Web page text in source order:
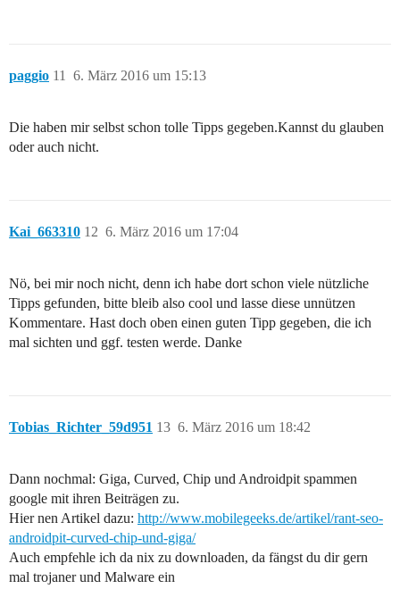
paggio 6. März 2016 um 15:13
11
Die haben mir selbst schon tolle Tipps gegeben.Kannst du glauben
oder auch nicht.
Kai_663310 6. März 2016 um 17:04
12
Nö, bei mir noch nicht, denn ich habe dort schon viele nützliche
Tipps gefunden, bitte bleib also cool und lasse diese unnützen
Kommentare. Hast doch oben einen guten Tipp gegeben, die ich
mal sichten und ggf. testen werde. Danke
Tobias_Richter_59d951 6. März 2016 um 18:42
13
Dann nochmal: Giga, Curved, Chip und Androidpit spammen
google mit ihren Beiträgen zu.
Hier nen Artikel dazu: http://www.mobilegeeks.de/artikel/rant-seo-
androidpit-curved-chip-und-giga/
Auch empfehle ich da nix zu downloaden, da fängst du dir gern
mal trojaner und Malware ein